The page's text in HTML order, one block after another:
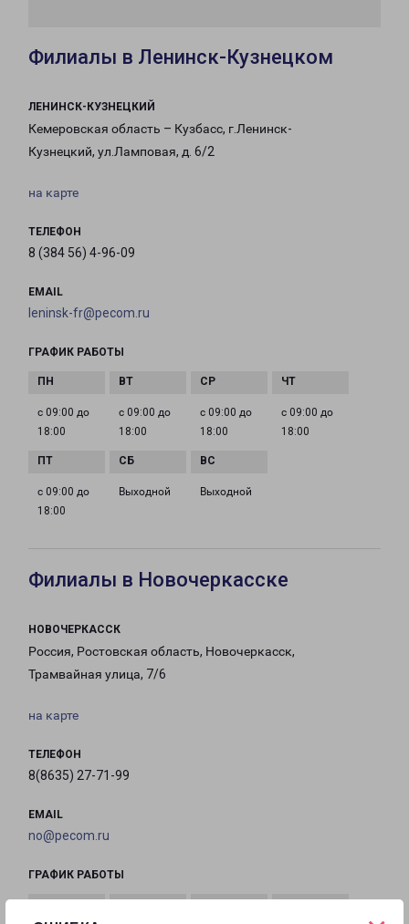
Филиалы в Ленинск-Кузнецком
ЛЕНИНСК-КУЗНЕЦКИЙ
Кемеровская область – Кузбасс, г.Ленинск-
Кузнецкий, ул.Ламповая, д. 6/2
на карте
ТЕЛЕФОН
8 (384 56) 4-96-09
EMAIL
leninsk-fr@pecom.ru
ГРАФИК РАБОТЫ
с 09:00 до
18:00
с 09:00 до
18:00
с 09:00 до
18:00
с 09:00 до
18:00
с 09:00 до
18:00
Выходной Выходной
Филиалы в Новочеркасске
НОВОЧЕРКАССК
Россия, Ростовская область, Новочеркасск,
Трамвайная улица, 7/6
на карте
ТЕЛЕФОН
8(8635) 27-71-99
EMAIL
no@pecom.ru
ГРАФИК РАБОТЫ